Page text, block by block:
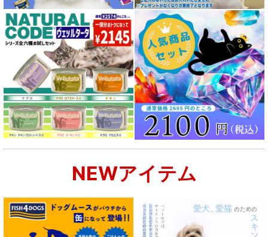
NEWアイテム